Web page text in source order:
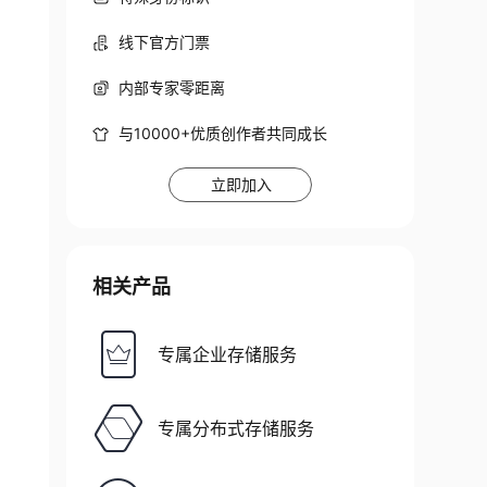
线下官方门票
内部专家零距离
与10000+优质创作者共同成长
立即加入
相关产品
专属企业存储服务
专属分布式存储服务